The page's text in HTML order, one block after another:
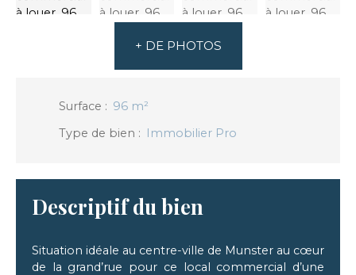
+ DE PHOTOS
Surface : 96 m²
Type de bien : Immobilier Pro
Descriptif du bien
Situation idéale au centre-ville de Munster au cœur
de la grand’rue pour ce local commercial d’une